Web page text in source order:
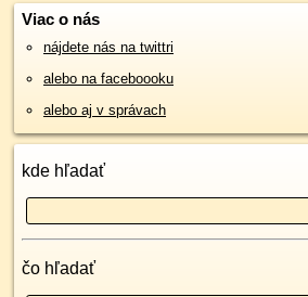
Viac o nás
nájdete nás na twittri
alebo na faceboooku
alebo aj v správach
kde hľadať
čo hľadať